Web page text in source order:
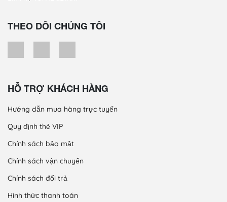
THEO DÕI CHÚNG TÔI
HỖ TRỢ KHÁCH HÀNG
Hướng dẫn mua hàng trực tuyến
Quy định thẻ VIP
Chính sách bảo mật
Chính sách vận chuyển
Chính sách đổi trả
Hình thức thanh toán